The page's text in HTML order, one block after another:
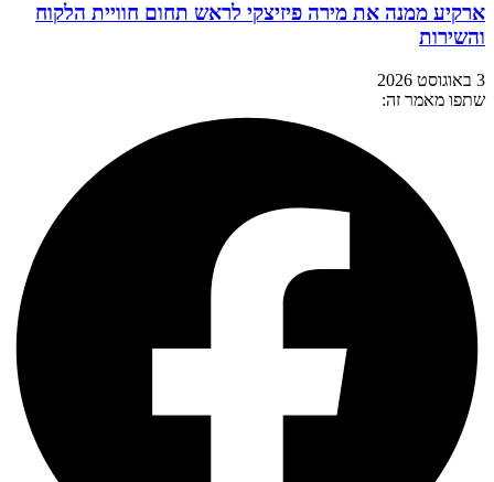
ארקיע ממנה את מירה פיזיצקי לראש תחום חוויית הלקוח
והשירות
3 באוגוסט 2026
שתפו מאמר זה: